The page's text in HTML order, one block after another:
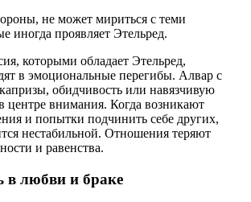
не может мириться с теми
иногда проявляет Этельред.
которыми обладает Этельред,
в эмоциональные перегибы. Алвар с
обидчивость или навязчивую
центре внимания. Когда возникают
и попытки подчинить себе других,
нестабильной. Отношения теряют
и равенства.
в любви и браке